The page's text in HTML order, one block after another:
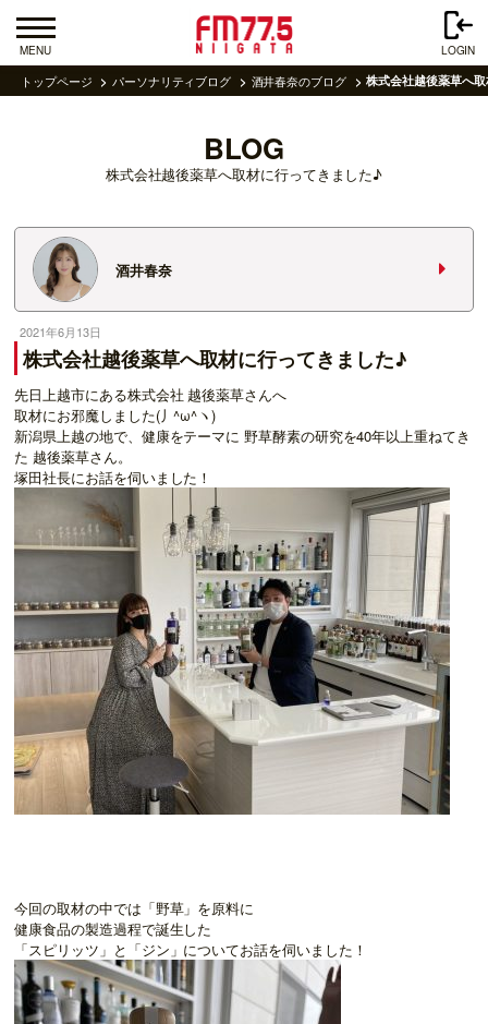
MENU LOGIN
トップページ パーソナリティブログ 酒井春奈のブログ 株式会社越後薬草へ
BLOG
株式会社越後薬草へ取材に行ってきました♪
酒井春奈
2021年6月13日
株式会社越後薬草へ取材に行ってきました♪
先日上越市にある株式会社 越後薬草さんへ
取材にお邪魔しました(丿^ω^ヽ)
新潟県上越の地で、健康をテーマに 野草酵素の研究を40年以上重ねてき
た 越後薬草さん。
塚田社長にお話を伺いました！
今回の取材の中では「野草」を原料に
健康食品の製造過程で誕生した
「スピリッツ」と「ジン」についてお話を伺いました！